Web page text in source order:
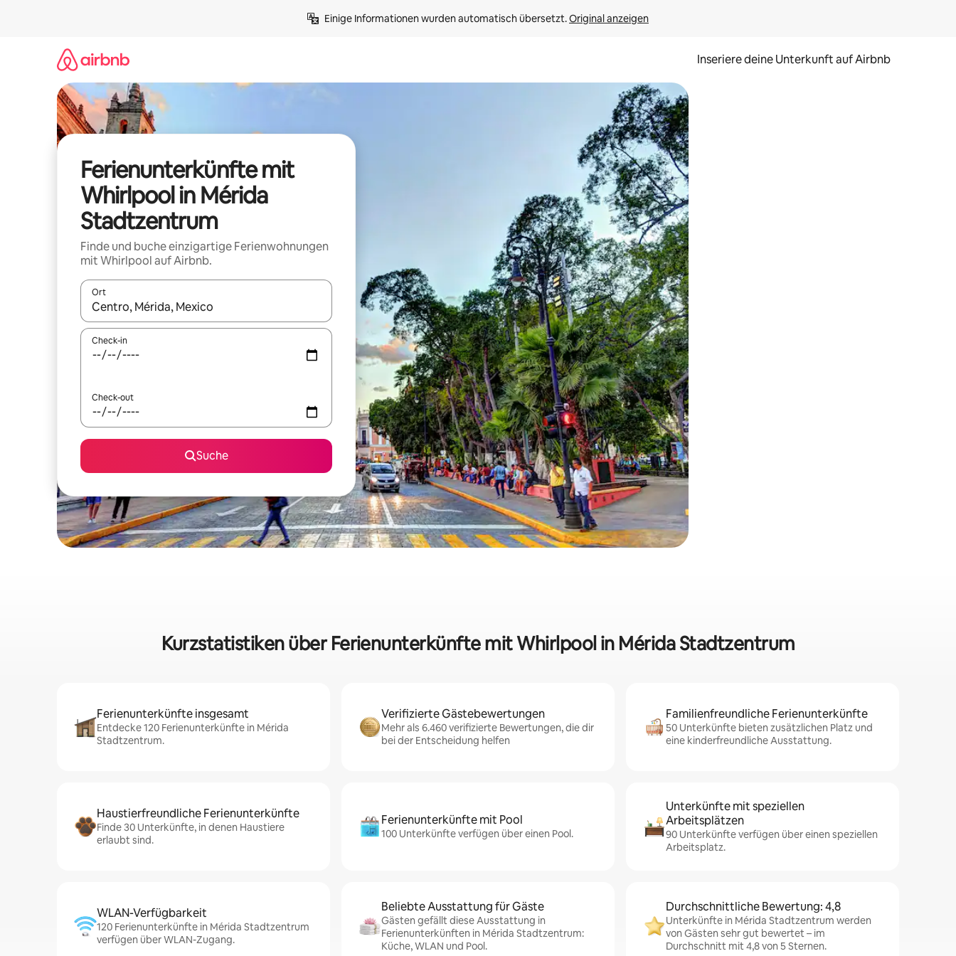
Einige Informationen wurden automatisch übersetzt. Original anzeigen
Inseriere deine Unterkunft auf Airbnb
Ferienunterkünfte mit
Whirlpool in Mérida
Stadtzentrum
Finde und buche einzigartige Ferienwohnungen
mit Whirlpool auf Airbnb.
Ort
Wenn Ergebnisse verfügbar sind, navigiere mit den Pfeiltasten nach oben und unten oder erkunde die Ergebnisse durch Berühren oder Wischgesten.
Check-in
Check-out
Suche
Kurzstatistiken über Ferienunterkünfte mit Whirlpool in Mérida Stadtzentrum
Ferienunterkünfte insgesamt
Entdecke 120 Ferienunterkünfte in Mérida
Stadtzentrum.
Verifizierte Gästebewertungen
Mehr als 6.460 verifizierte Bewertungen, die dir
bei der Entscheidung helfen
Familienfreundliche Ferienunterkünfte
50 Unterkünfte bieten zusätzlichen Platz und
eine kinderfreundliche Ausstattung.
Haustierfreundliche Ferienunterkünfte
Finde 30 Unterkünfte, in denen Haustiere
erlaubt sind.
Ferienunterkünfte mit Pool
100 Unterkünfte verfügen über einen Pool.
Unterkünfte mit speziellen
Arbeitsplätzen
90 Unterkünfte verfügen über einen speziellen
Arbeitsplatz.
WLAN-Verfügbarkeit
120 Ferienunterkünfte in Mérida Stadtzentrum
verfügen über WLAN-Zugang.
Beliebte Ausstattung für Gäste
Gästen gefällt diese Ausstattung in
Ferienunterkünften in Mérida Stadtzentrum:
Küche, WLAN und Pool.
Durchschnittliche Bewertung: 4,8
Unterkünfte in Mérida Stadtzentrum werden
von Gästen sehr gut bewertet – im
Durchschnitt mit 4,8 von 5 Sternen.